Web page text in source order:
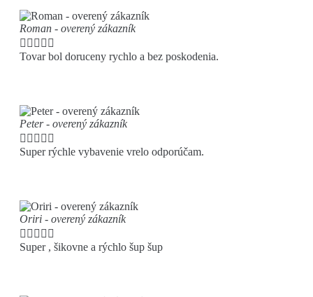
Roman - overený zákazník
    
Tovar bol doruceny rychlo a bez poskodenia.
Peter - overený zákazník
    
Super rýchle vybavenie vrelo odporúčam.
Oriri - overený zákazník
    
Super , šikovne a rýchlo šup šup